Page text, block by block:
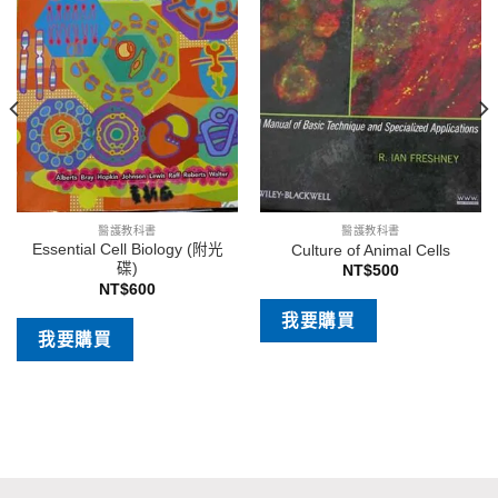
醫護教科書
Essential Cell Biology (附光
碟)
NT$600
我要購買
醫護教科書
Culture of Animal Cells
NT$500
我要購買